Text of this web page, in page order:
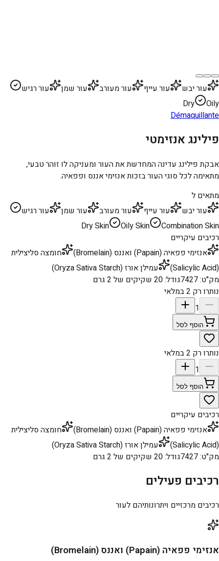
עור יבש עור עייף עור מעורב עור שמן
עור רגיש
Dry
Oily
Démaquillante
פילינג אנזימטי
אבקת פילינג עדינה המחדשת את העור ומעניקה לו זוהר טבעי,
מתאימה לכל סוגי העור בזכות אנזימי אננס ופפאיה.
מתאים ל
עור יבש
עור עייף עור מעורב עור שמן
עור רגיש
Dry Skin
Oily Skin
Combination Skin
רכיבים עיקריים
אנזימי פפאיה (Papain) ואננס (Bromelain)
חומצה סליצילית
(Salicylic Acid)
עמילן אורז (Oryza Sativa Starch)
מק"ט:
7427גודל:20 שקיקים של 2 גרם
נותרו רק 2 במלאי
1
הוסף לסל
נותרו רק 2 במלאי
1
הוסף לסל
רכיבים עיקריים
אנזימי פפאיה (Papain) ואננס (Bromelain)
חומצה סליצילית
(Salicylic Acid)
עמילן אורז (Oryza Sativa Starch)
מק"ט:
7427גודל:20 שקיקים של 2 גרם
רכיבים פעילים
רכיבים מרכזיים ויתרונותיהם לעור
אנזימי פפאיה (Papain) ואננס (Bromelain)